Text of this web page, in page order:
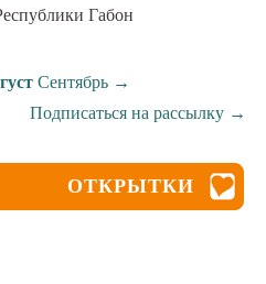
Габон
Сентябрь →
Подписаться на рассылку →
ОТКРЫТКИ